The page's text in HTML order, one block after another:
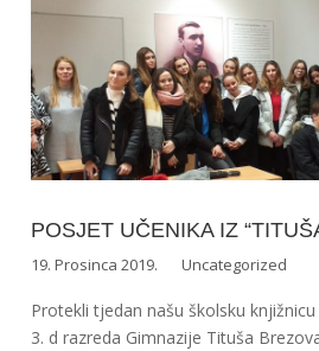
POSJET UČENIKA IZ
19. Prosinca 2019. Uncategorized
Protekli tjedan našu školsku
3. d razreda Gimnazije Tituša